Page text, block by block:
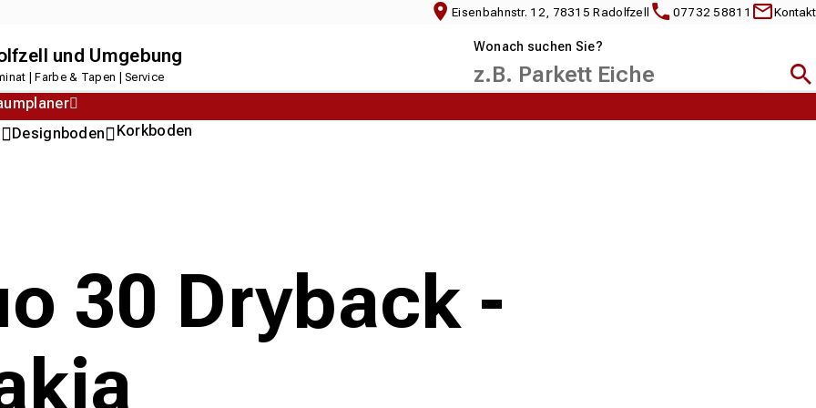
Eisenbahnstr. 12, 78315 Radolfzell 07732 58811 Kontakt
und Umgebung
| Farbe & Tapen | Service
Wonach suchen Sie?
Designboden Korkboden
30 Dryback -